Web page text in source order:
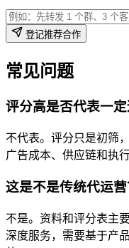
登记推荐合作
常见问题
评分高是否代表一定
不代表。评分只是初筛
广告成本、供应链和执行
这是不是传统代运营
不是。资料和评分表主
深度服务，需要基于产